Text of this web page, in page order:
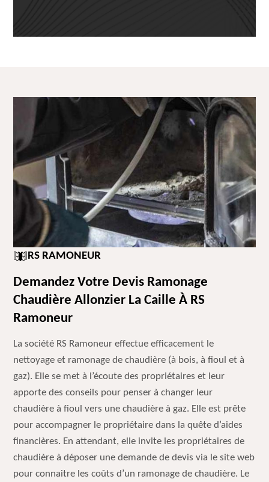
RS RAMONEUR
Demandez Votre Devis Ramonage
Chaudière Allonzier La Caille À RS
Ramoneur
La société RS Ramoneur effectue efficacement le
nettoyage et ramonage de chaudière (à bois, à fioul et à
gaz). Elle se met à l’écoute des propriétaires et leur
apporte des conseils pour penser à changer leur
chaudière à fioul vers une chaudière à gaz. Elle est prête
pour accompagner le propriétaire dans la quête d’aides
financières. En attendant, elle invite les propriétaires de
chaudière à déposer une demande de devis via le site web
pour connaitre les coûts d’un ramonage de chaudière. Le